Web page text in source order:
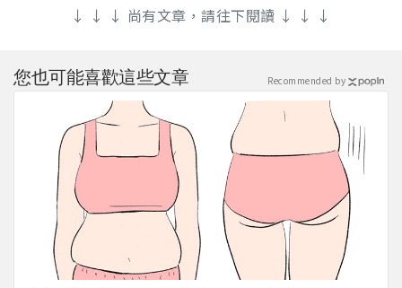
↓ ↓ ↓ 尚有文章，請往下閱讀 ↓ ↓ ↓
您也可能喜歡這些文章 Recommended by